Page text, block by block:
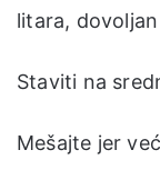
litara,
Staviti na
Mešajte jer